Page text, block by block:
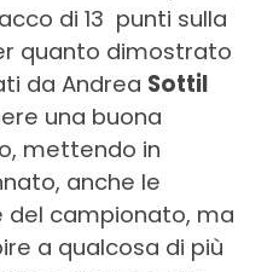
di 13 punti sulla
quanto dimostrato
da Andrea Sottil
una buona
mettendo in
anche le
del campionato, ma
a qualcosa di più